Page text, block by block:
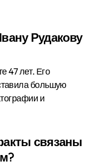
Рудакову
47 лет. Его
большую
и
связаны